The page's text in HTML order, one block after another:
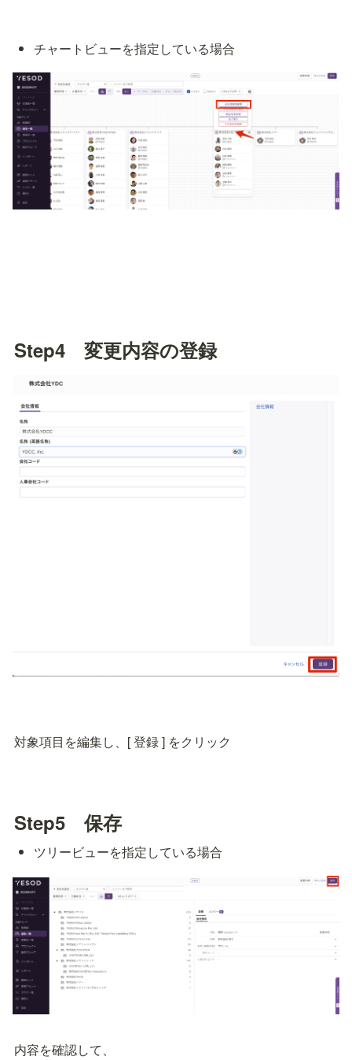
チャートビューを指定している場合
Step4　変更内容の登録
対象項目を編集し、[ 登録 ] をクリック
Step5　保存
ツリービューを指定している場合
内容を確認して、